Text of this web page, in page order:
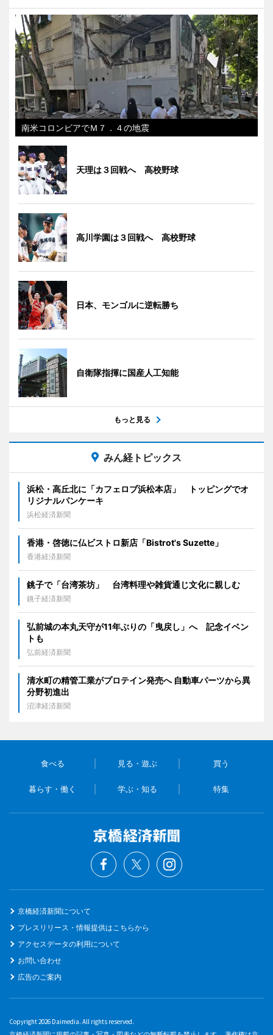
南米コロンビアでＭ７．４の地震
天理は３回戦へ 高校野球
高川学園は３回戦へ 高校野球
日本、モンゴルに逆転勝ち
自衛隊指揮に国産人工知能
もっと見る
みん経トピックス
浜松・高丘北に「カフェロブ浜松本店」 トッピングでオ
リジナルパンケーキ
浜松経済新聞
香港・啓徳に仏ビストロ新店「Bistrot's Suzette」
香港経済新聞
銚子で「台湾茶坊」 台湾料理や雑貨通じ文化に親しむ
銚子経済新聞
弘前城の本丸天守が11年ぶりの「曳戻し」へ 記念イベン
トも
弘前経済新聞
清水町の精管工業がプロテイン発売へ 自動車パーツから異
分野初進出
沼津経済新聞
食べる 見る・遊ぶ 買う
暮らす・働く 学ぶ・知る 特集
京橋経済新聞について
プレスリリース・情報提供はこちらから
アクセスデータの利用について
お問い合わせ
広告のご案内
Copyright 2026 Daimedia. All rights reserved.